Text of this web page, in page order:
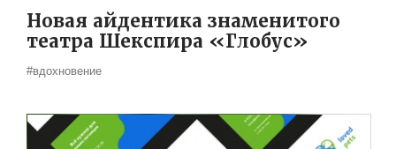
Новая айдентика знаменитого
театра Шекспира «Глобус»
#вдохновение